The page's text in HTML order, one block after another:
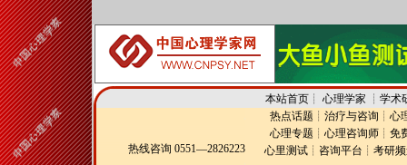
本站首页┊ 心理学家 ┊ 学术
热线咨询 0551—2826223
热点话题 ┊ 治疗与咨询 ┊ 心
心理专题 ┊ 心理咨询师 ┊ 免
心里测试 ┊ 咨询平台 ┊ 考研